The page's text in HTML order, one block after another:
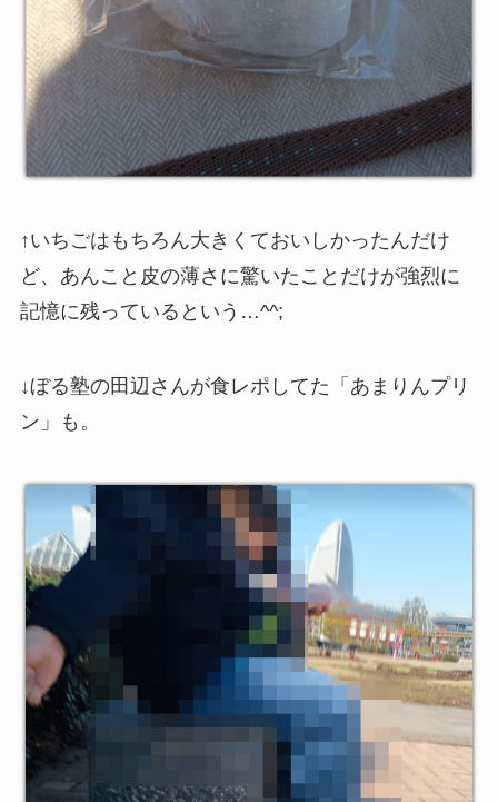
↑いちごはもちろん大きくておいしかったんだけ
ど、あんこと皮の薄さに驚いたことだけが強烈に
記憶に残っているという…^^;
↓ぼる塾の田辺さんが食レポしてた「あまりんプリ
ン」も。